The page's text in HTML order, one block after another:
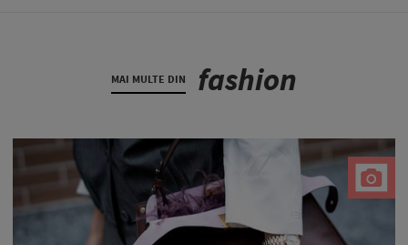
MAI MULTE DIN fashion